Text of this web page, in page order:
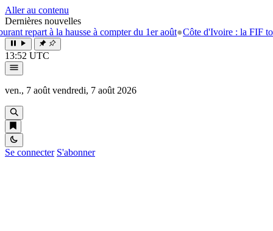
Aller au contenu
Dernières nouvelles
la hausse à compter du 1er août●Côte d'Ivoire : la FIF tourne la
13:52 UTC
ven., 7 août vendredi, 7 août 2026
Se connecter S'abonner